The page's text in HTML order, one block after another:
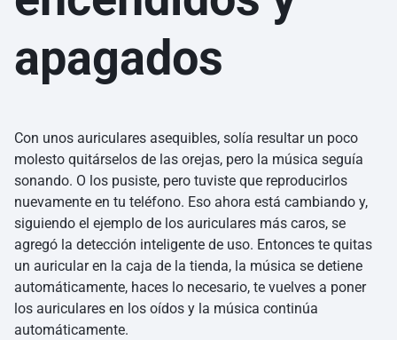
apagados
Con unos auriculares asequibles, solía resultar un poco
molesto quitárselos de las orejas, pero la música seguía
sonando. O los pusiste, pero tuviste que reproducirlos
nuevamente en tu teléfono. Eso ahora está cambiando y,
siguiendo el ejemplo de los auriculares más caros, se
agregó la detección inteligente de uso. Entonces te quitas
un auricular en la caja de la tienda, la música se detiene
automáticamente, haces lo necesario, te vuelves a poner
los auriculares en los oídos y la música continúa
automáticamente.